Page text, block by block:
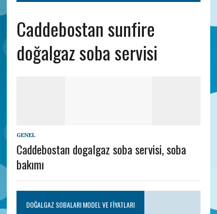
Caddebostan sunfire
doğalgaz soba servisi
GENEL
Caddebostan dogalgaz soba servisi, soba
bakımı
DOĞALGAZ SOBALARI MODEL VE FIYATLARI